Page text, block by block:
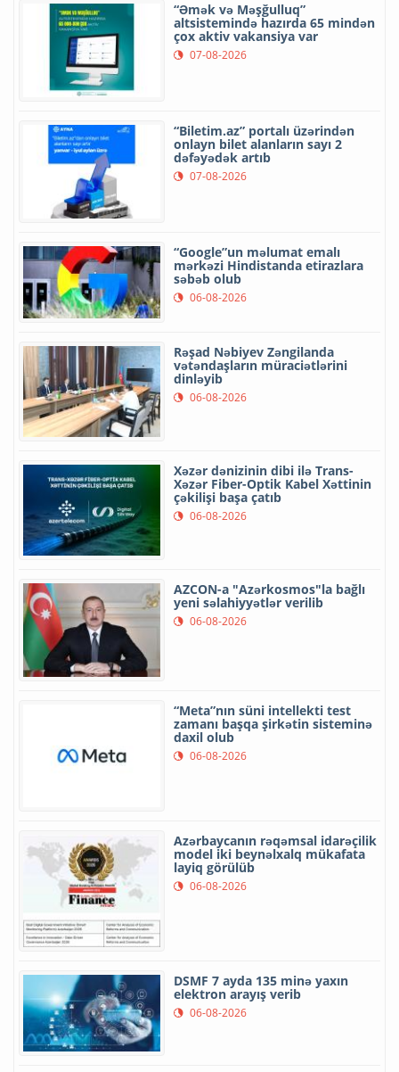
“Əmək və Məşğulluq”
altsistemində hazırda 65 mindən
çox aktiv vakansiya var
07-08-2026
“Biletim.az” portalı üzərindən
onlayn bilet alanların sayı 2
dəfəyədək artıb
07-08-2026
“Google”un məlumat emalı
mərkəzi Hindistanda etirazlara
səbəb olub
06-08-2026
Rəşad Nəbiyev Zəngilanda
vətəndaşların müraciətlərini
dinləyib
06-08-2026
Xəzər dənizinin dibi ilə Trans-
Xəzər Fiber-Optik Kabel Xəttinin
çəkilişi başa çatıb
06-08-2026
AZCON-a "Azərkosmos"la bağlı
yeni səlahiyyətlər verilib
06-08-2026
“Meta”nın süni intellekti test
zamanı başqa şirkətin sisteminə
daxil olub
06-08-2026
Azərbaycanın rəqəmsal idarəçilik
model iki beynəlxalq mükafata
layiq görülüb
06-08-2026
DSMF 7 ayda 135 minə yaxın
elektron arayış verib
06-08-2026